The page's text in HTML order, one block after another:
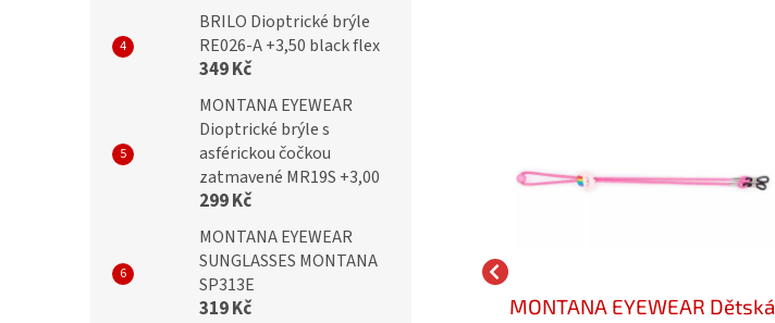
BRILO Dioptrické brýle
RE026-A +3,50 black flex
349 Kč
MONTANA EYEWEAR
Dioptrické brýle s
asférickou čočkou
zatmavené MR19S +3,00
299 Kč
MONTANA EYEWEAR
SUNGLASSES MONTANA
SP313E
319 Kč
MONTANA EYEWEAR Dětská
MONTANA EYEWEAR Dětská